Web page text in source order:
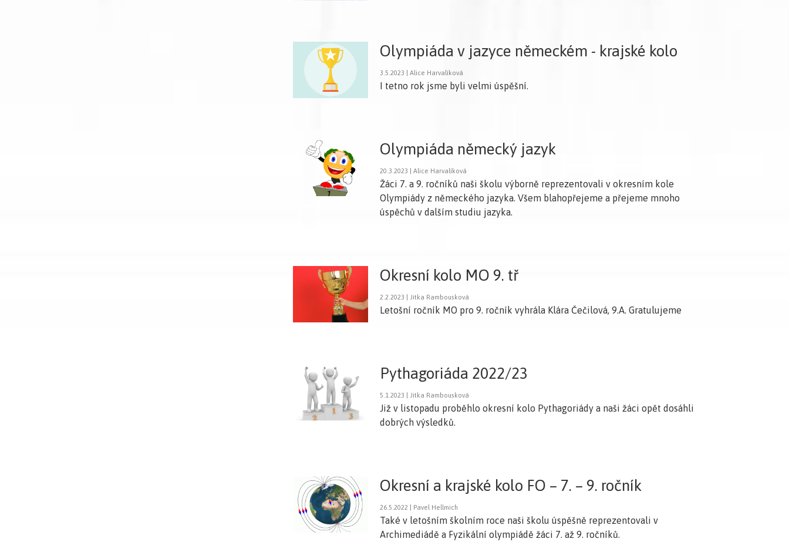
Olympiáda v jazyce německém - krajské kolo
3.5.2023 | Alice Harvalíková
I tetno rok jsme byli velmi úspěšní.
Olympiáda německý jazyk
20.3.2023 | Alice Harvalíková
Žáci 7. a 9. ročníků naši školu výborně reprezentovali v okresním kole
Olympiády z německého jazyka. Všem blahopřejeme a přejeme mnoho
úspěchů v dalším studiu jazyka.
Okresní kolo MO 9. tř
2.2.2023 | Jitka Rambousková
Letošní ročník MO pro 9. ročník vyhrála Klára Čečilová, 9.A. Gratulujeme
Pythagoriáda 2022/23
5.1.2023 | Jitka Rambousková
Již v listopadu proběhlo okresní kolo Pythagoriády a naši žáci opět dosáhli
dobrých výsledků.
Okresní a krajské kolo FO – 7. – 9. ročník
26.5.2022 | Pavel Hellmich
Také v letošním školním roce naši školu úspěšně reprezentovali v
Archimediádě a Fyzikální olympiádě žáci 7. až 9. ročníků.